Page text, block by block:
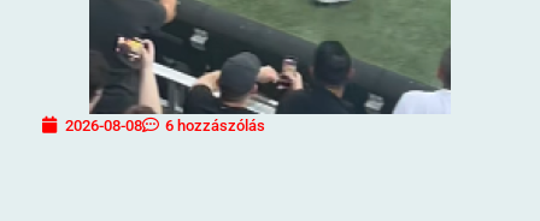
2026-08-08 6 hozzászólás